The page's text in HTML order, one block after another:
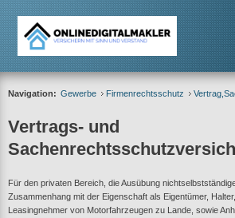
Navigation: Gewerbe Firmenrechtsschutz
Vertrags- und
Für den privaten Bereich, die Ausübung
Zusammenhang mit der Eigenschaft als Eigentümer,
Leasingnehmer von Motorfahrzeugen zu Lande, sowie